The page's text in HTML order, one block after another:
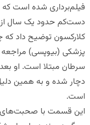
فیلم‌برداری شده است
دست‌کم حدود یک سال از
کلارکسون توضیح داد که
پزشکی (بیوپسی)
سرطان مبتلا است. او
دچار شده و به همین
است.
این قسمت با صحبت‌های